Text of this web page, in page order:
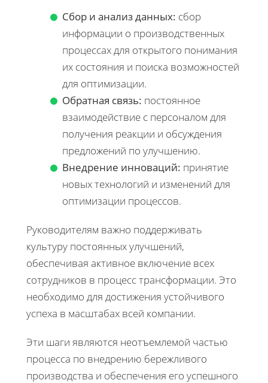
Сбор и анализ данных: сбор
информации о производственных
процессах для открытого понимания
их состояния и поиска возможностей
для оптимизации.
Обратная связь: постоянное
взаимодействие с персоналом для
получения реакции и обсуждения
предложений по улучшению.
Внедрение инноваций: принятие
новых технологий и изменений для
оптимизации процессов.
Руководителям важно поддерживать
культуру постоянных улучшений,
обеспечивая активное включение всех
сотрудников в процесс трансформации. Это
необходимо для достижения устойчивого
успеха в масштабах всей компании.
Эти шаги являются неотъемлемой частью
процесса по внедрению бережливого
производства и обеспечения его успешного